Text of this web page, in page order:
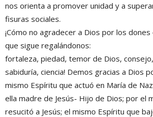
nos orienta a promover unidad y a
fisuras sociales.
¡Cómo no agradecer a Dios por los
que sigue regalándonos:
fortaleza, piedad, temor de Dios,
sabiduría, ciencia! Demos gracias a Dios
mismo Espíritu que actuó en María de
ella madre de Jesús- Hijo de Dios; por el
resucitó a Jesús; el mismo Espíritu que